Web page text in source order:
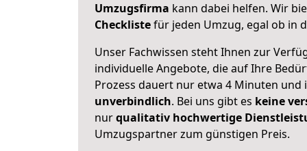
Umzugsfirma kann dabei helfen. Wir
Checklistefür jeden Umzug, egal ob in
Unser Fachwissen steht Ihnen zur
individuelle Angebote, die auf Ihre
Prozess dauert nur etwa 4 Minuten und
unverbindlich. Bei uns gibt es keine
nurqualitativ hochwertige
Umzugspartner zum günstigen Preis.